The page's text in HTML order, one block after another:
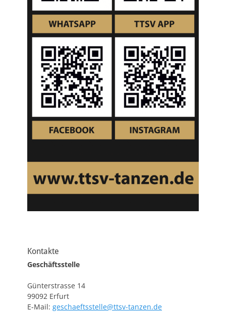
Kontakte
Geschäftsstelle
Günterstrasse 14
99092 Erfurt
E-Mail: geschaeftsstelle@ttsv-tanzen.de